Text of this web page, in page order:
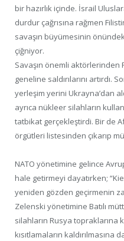
bir hazırlık içinde. İsrail
durdur çağrısına rağmen
savaşın büyümesinin
çiğniyor.
Savaşın önemli aktörlerinden
geneline saldırılarını artırdı.
yerleşim yerini Ukrayna’dan
ayrıca nükleer silahların
tatbikat gerçekleştirdi. Bir de
örgütleri listesinden çıkarıp
NATO yönetimine gelince
hale getirmeyi dayatırken;
yeniden gözden geçirmenin
Zelenski yönetimine Batılı
silahların Rusya topraklarına
kısıtlamaların